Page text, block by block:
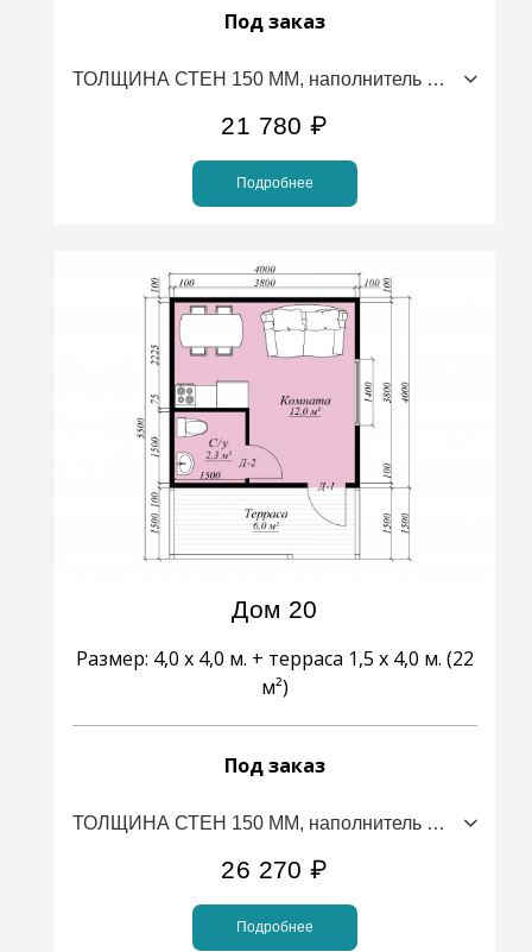
Под заказ
ТОЛЩИНА СТЕН 150 ММ, наполнитель ПСБС (стоимость за 1м2)
21 780 ₽
Подробнее
Дом 20
Размер: 4,0 х 4,0 м. + терраса 1,5 х 4,0 м. (22
м²)
Под заказ
ТОЛЩИНА СТЕН 150 ММ, наполнитель ПСБС (стоимость за 1м2)
26 270 ₽
Подробнее